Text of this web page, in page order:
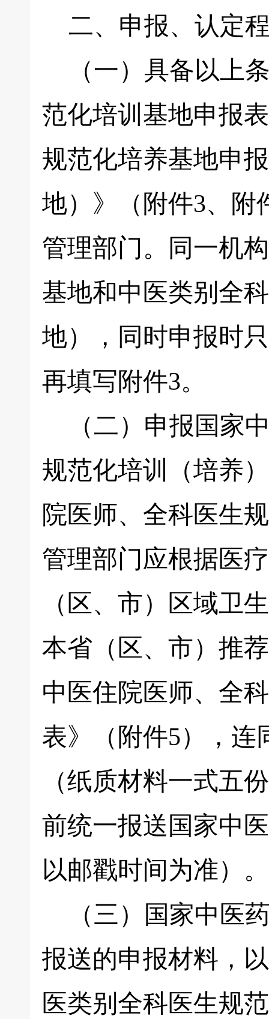
二、申报、认定
（一）具备以上
范化培训基地申报
规范化培养基地申
地）》（附件3、附
管理部门。同一机
基地和中医类别全
地），同时申报时
再填写附件3。
（二）申报国家
规范化培训（培养
院医师、全科医生
管理部门应根据医
（区、市）区域卫
本省（区、市）推
中医住院医师、全
表》（附件5），连
（纸质材料一式五
前统一报送国家中
以邮戳时间为准）。
（三）国家中医
报送的申报材料，
医类别全科医生规